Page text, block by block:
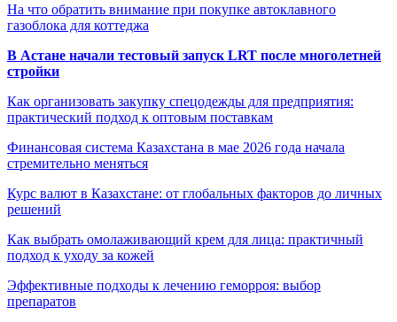
На что обратить внимание при покупке автоклавного
газоблока для коттеджа
В Астане начали тестовый запуск LRT после многолетней
стройки
Как организовать закупку спецодежды для предприятия:
практический подход к оптовым поставкам
Финансовая система Казахстана в мае 2026 года начала
стремительно меняться
Курс валют в Казахстане: от глобальных факторов до личных
решений
Как выбрать омолаживающий крем для лица: практичный
подход к уходу за кожей
Эффективные подходы к лечению геморроя: выбор
препаратов